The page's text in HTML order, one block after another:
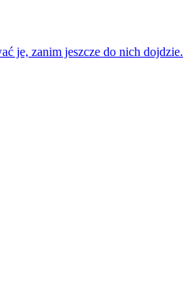
je, zanim jeszcze do nich dojdzie.